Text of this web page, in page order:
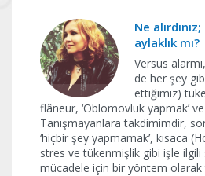
Ne
aylaklık mı?
Versus
de her şey
ettiğimiz)
flâneur, ‘Oblomovluk yapmak’
Tanışmayanlara takdimimdir,
‘hiçbir şey yapmamak’, kısaca
stres ve tükenmişlik gibi işle ilgili
mücadele için bir yöntem olarak